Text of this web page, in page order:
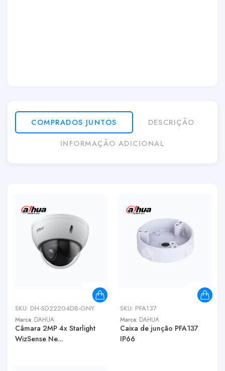
COMPRADOS JUNTOS
DESCRIÇÃO
INFORMAÇÃO ADICIONAL
SKU: DH-SD22204DB-GNY
Marca: DAHUA
Câmara 2MP 4x Starlight
WizSense Ne...
SKU: PFA137
Marca: DAHUA
Caixa de junção PFA137
IP66